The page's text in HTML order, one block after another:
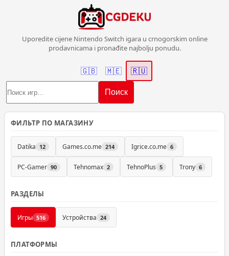
Uporedite cijene Nintendo Switch igara u crnogorskim online
prodavnicama i pronađite najbolju ponudu.
Поиск
🇬🇧 🇲🇪 🇷🇺
ФИЛЬТР ПО МАГАЗИНУ
Datika 12 Games.co.me 214 Igrice.co.me 6
PC-Gamer 90 Tehnomax 2 TehnoPlus 5 Trony 6
РАЗДЕЛЫ
Игры 516 Устройства 24
ПЛАТФОРМЫ